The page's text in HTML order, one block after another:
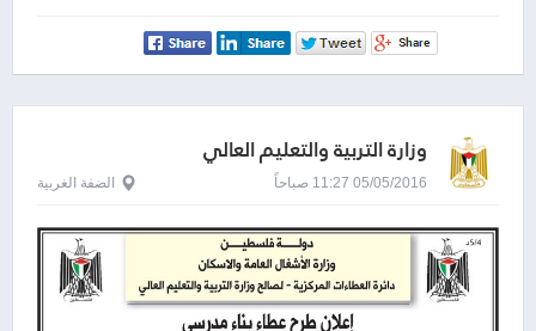
وزارة التربية والتعليم العالي
05/05/2016 11:27 صباحاً الضفة الغربية